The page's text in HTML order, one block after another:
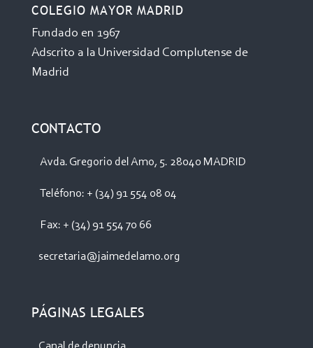
COLEGIO MAYOR MADRID
Fundado en 1967
Adscrito a la Universidad Complutense de
Madrid
CONTACTO
Avda. Gregorio del Amo, 5. 28040 MADRID
Teléfono: + (34) 91 554 08 04
Fax: + (34) 91 554 70 66
secretaria@jaimedelamo.org
PÁGINAS LEGALES